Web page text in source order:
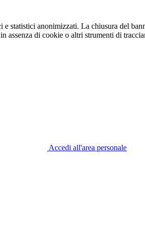
e statistici anonimizzati. La chiusura del
assenza di cookie o altri strumenti di
Accedi all'area personale